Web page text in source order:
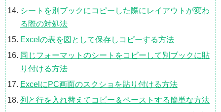
シートを別ブックにコピーした際にレイアウトが変わ
る際の対処法
Excelの表を図として保存しコピーする方法
同じフォーマットのシートをコピーして別ブックに貼
り付ける方法
ExcelにPC画面のスクショを貼り付ける方法
列と行を入れ替えてコピー＆ペーストする簡単な方法